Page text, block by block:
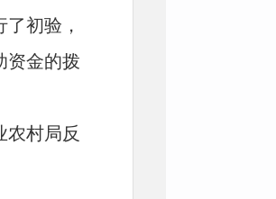
初验，
资金的拨
农村局反